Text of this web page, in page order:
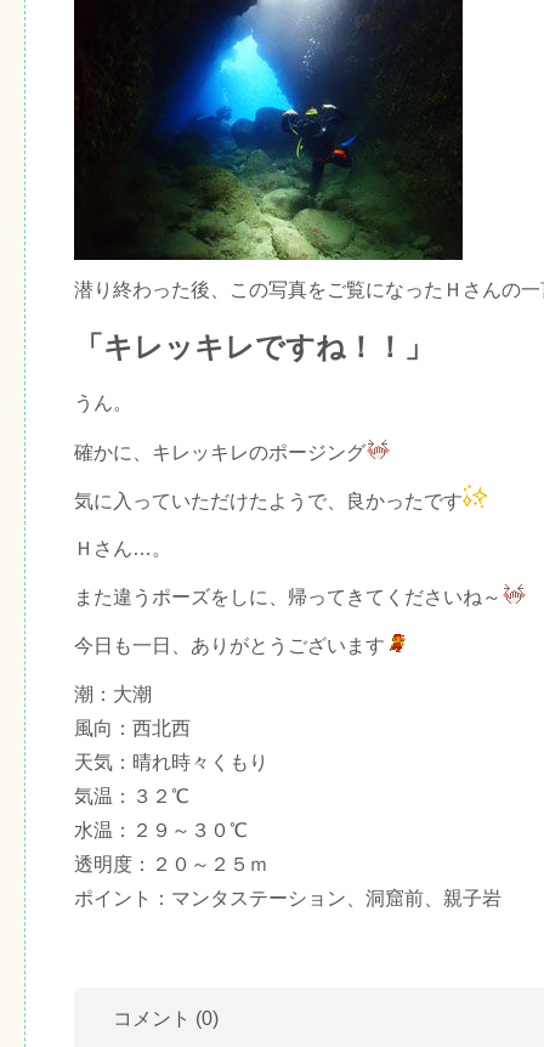
潜り終わった後、この写真をご覧になったＨさんの
「キレッキレですね！！」
うん。
確かに、キレッキレのポージング
気に入っていただけたようで、良かったです
Ｈさん…。
また違うポーズをしに、帰ってきてくださいね～
今日も一日、ありがとうございます
潮：大潮
風向：西北西
天気：晴れ時々くもり
気温：３２℃
水温：２９～３０℃
透明度：２０～２５ｍ
ポイント：マンタステーション、洞窟前、親子岩
コメント (0)